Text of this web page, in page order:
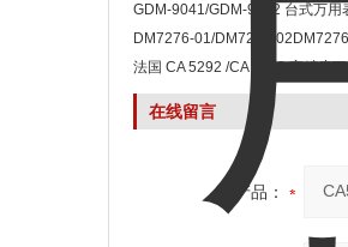
GDM-9041/GDM-9042 台式万用
DM7276-01/DM7276-
数字万用表
法国 CA 5292 /CA 5293 高精度
在线留言
产品：